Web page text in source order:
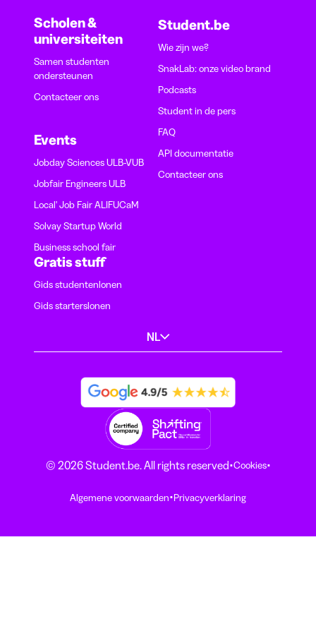
Scholen &
universiteiten
Samen studenten
ondersteunen
Contacteer ons
Events
Jobday Sciences ULB-VUB
Jobfair Engineers ULB
Local' Job Fair ALIFUCaM
Solvay Startup World
Business school fair
Student.be
Wie zijn we?
SnakLab: onze video brand
Podcasts
Student in de pers
FAQ
API documentatie
Contacteer ons
Gratis stuff
Gids studentenlonen
Gids starterslonen
NL
© 2026 Student.be. All rights reserved·Cookies·
Algemene voorwaarden·Privacyverklaring